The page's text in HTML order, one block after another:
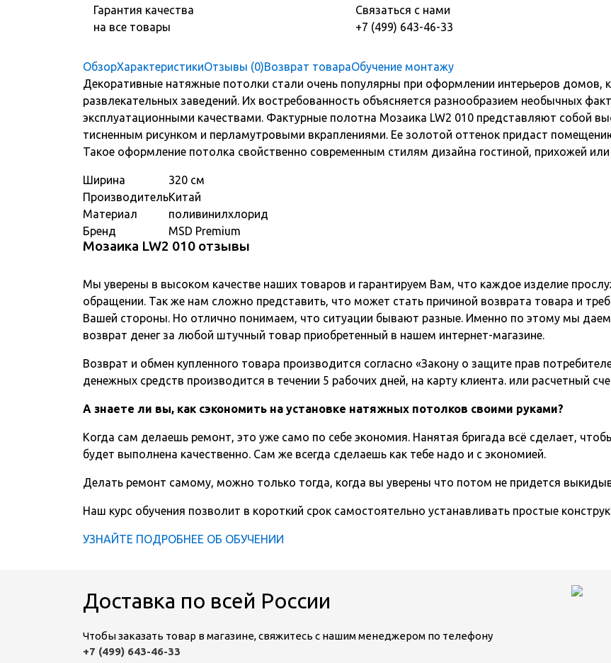
Гарантия качества
на все товары
Связаться с нами
+7 (499) 643-46-33
ОбзорХарактеристикиОтзывы (0)Возврат товараОбучение монтажу
Декоративные натяжные потолки стали очень популярны при оформлении интерьеров домов,
развлекательных заведений. Их востребованность объясняется разнообразием необычных
эксплуатационными качествами. Фактурные полотна Мозаика LW2 010 представляют собой
тисненным рисунком и перламутровыми вкраплениями. Ее золотой оттенок придаст
Такое оформление потолка свойственно современным стилям дизайна гостиной, прихожей
Ширина
320 см
ПроизводительКитай
Материал
поливинилхлорид
Бренд
MSD Premium
Мозаика LW2 010 отзывы
Мы уверены в высоком качестве наших товаров и гарантируем Вам, что каждое изделие
обращении. Так же нам сложно представить, что может стать причиной возврата товара и
Вашей стороны. Но отлично понимаем, что ситуации бывают разные. Именно по этому мы
возврат денег за любой штучный товар приобретенный в нашем интернет-магазине.
Возврат и обмен купленного товара производится согласно «Закону о защите прав
денежных средств производится в течении 5 рабочих дней, на карту клиента. или расчетный
А знаете ли вы, как сэкономить на установке натяжных потолков своими руками?
Когда сам делаешь ремонт, это уже само по себе экономия. Нанятая бригада всё сделает,
будет выполнена качественно. Сам же всегда сделаешь как тебе надо и с экономией.
Делать ремонт самому, можно только тогда, когда вы уверены что потом не придется
Наш курс обучения позволит в короткий срок самостоятельно устанавливать простые
УЗНАЙТЕ ПОДРОБНЕЕ ОБ ОБУЧЕНИИ
Доставка по всей России
Чтобы заказать товар в магазине, свяжитесь с нашим менеджером по телефону
+7 (499) 643-46-33